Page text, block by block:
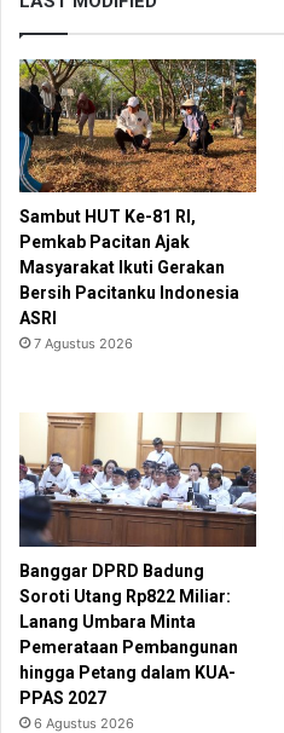
Sambut HUT Ke-81 RI,
Pemkab Pacitan Ajak
Masyarakat Ikuti Gerakan
Bersih Pacitanku Indonesia
ASRI
7 Agustus 2026
Banggar DPRD Badung
Soroti Utang Rp822 Miliar:
Lanang Umbara Minta
Pemerataan Pembangunan
hingga Petang dalam KUA-
PPAS 2027
6 Agustus 2026